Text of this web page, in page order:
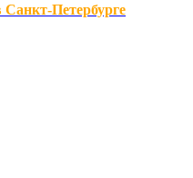
Петербурге